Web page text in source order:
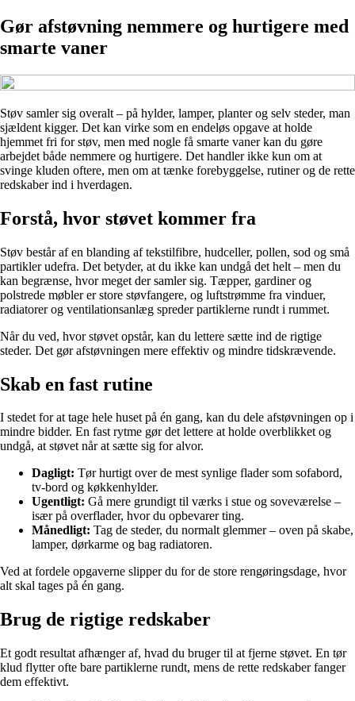
Gør afstøvning nemmere og hurtigere med
smarte vaner
Støv samler sig overalt – på hylder, lamper, planter og selv steder, man
sjældent kigger. Det kan virke som en endeløs opgave at holde
hjemmet fri for støv, men med nogle få smarte vaner kan du gøre
arbejdet både nemmere og hurtigere. Det handler ikke kun om at
svinge kluden oftere, men om at tænke forebyggelse, rutiner og de rette
redskaber ind i hverdagen.
Forstå, hvor støvet kommer fra
Støv består af en blanding af tekstilfibre, hudceller, pollen, sod og små
partikler udefra. Det betyder, at du ikke kan undgå det helt – men du
kan begrænse, hvor meget der samler sig. Tæpper, gardiner og
polstrede møbler er store støvfangere, og luftstrømme fra vinduer,
radiatorer og ventilationsanlæg spreder partiklerne rundt i rummet.
Når du ved, hvor støvet opstår, kan du lettere sætte ind de rigtige
steder. Det gør afstøvningen mere effektiv og mindre tidskrævende.
Skab en fast rutine
I stedet for at tage hele huset på én gang, kan du dele afstøvningen op i
mindre bidder. En fast rytme gør det lettere at holde overblikket og
undgå, at støvet når at sætte sig for alvor.
Dagligt: Tør hurtigt over de mest synlige flader som sofabord,
tv-bord og køkkenhylder.
Ugentligt: Gå mere grundigt til værks i stue og soveværelse –
især på overflader, hvor du opbevarer ting.
Månedligt: Tag de steder, du normalt glemmer – oven på skabe,
lamper, dørkarme og bag radiatoren.
Ved at fordele opgaverne slipper du for de store rengøringsdage, hvor
alt skal tages på én gang.
Brug de rigtige redskaber
Et godt resultat afhænger af, hvad du bruger til at fjerne støvet. En tør
klud flytter ofte bare partiklerne rundt, mens de rette redskaber fanger
dem effektivt.